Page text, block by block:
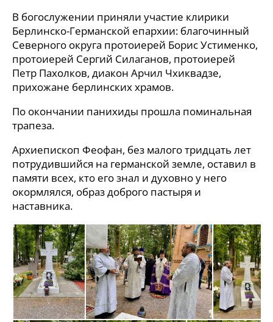
В богослужении приняли участие клирики
Берлинско-Германской епархии: благочинный
Северного округа протоиерей Борис Устименко,
протоиерей Сергий Силаганов, протоиерей
Петр Пахолков, диакон Арчил Чхиквадзе,
прихожане берлинских храмов.
По окончании панихиды прошла поминальная
трапеза.
Архиепископ Феофан, без малого тридцать лет
потрудившийся на германской земле, оставил в
памяти всех, кто его знал и духовно у него
окормлялся, образ доброго пастыря и
наставника.